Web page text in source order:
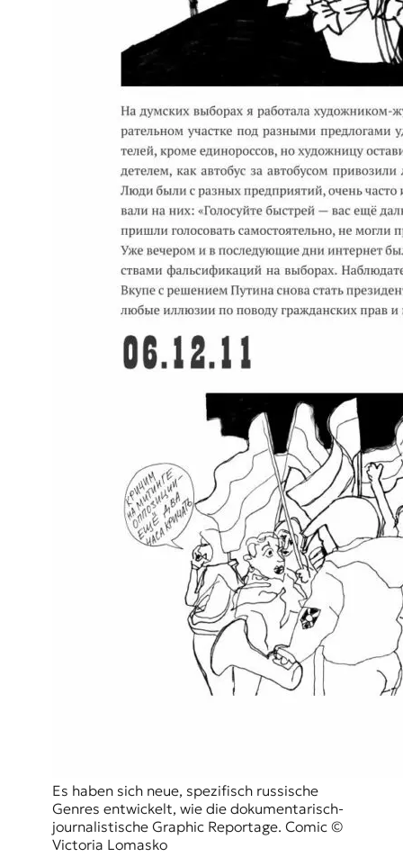
Es haben sich neue, spezifisch russische
Genres entwickelt, wie die dokumentarisch-
journalistische Graphic Reportage. Comic ©
Victoria Lomasko